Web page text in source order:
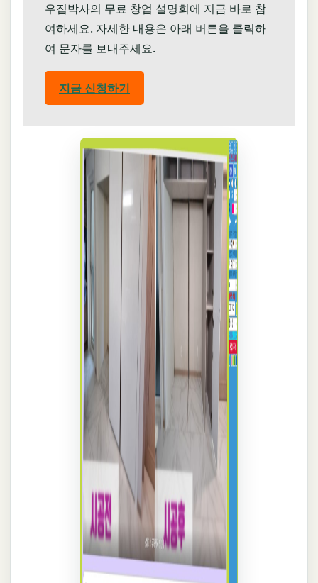
우집박사의 무료 창업 설명회에 지금 바로 참
여하세요. 자세한 내용은 아래 버튼을 클릭하
여 문자를 보내주세요.
지금 신청하기